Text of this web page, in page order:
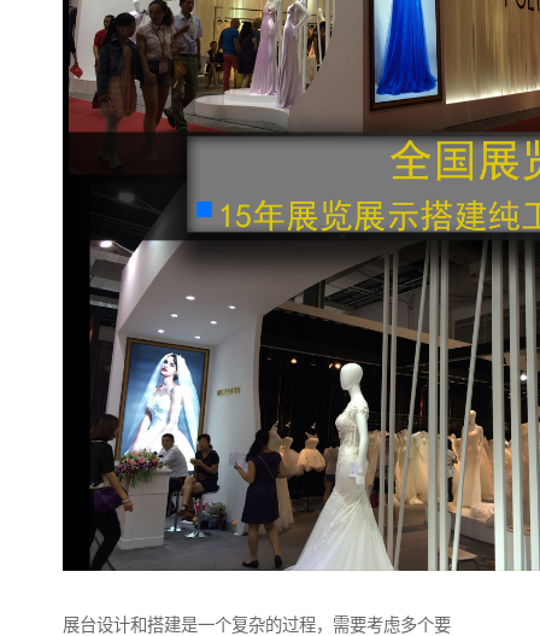
展台设计和搭建是一个复杂的过程，需要考虑多个要